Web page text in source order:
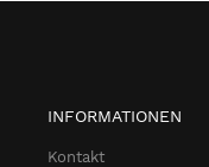
INFORMATIONEN
Kontakt